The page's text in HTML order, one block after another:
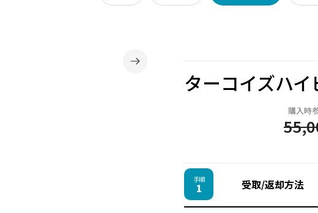
ターコイズハイ
購入時
手順
1 受取/返却方法